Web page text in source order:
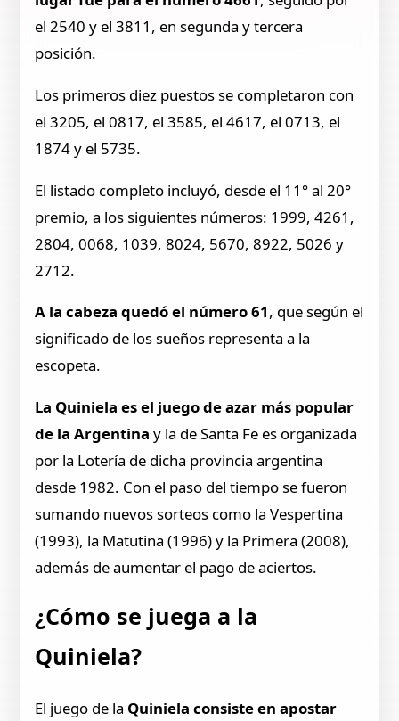
el 2540 y el 3811, en segunda y tercera
posición.
Los primeros diez puestos se completaron con
el 3205, el 0817, el 3585, el 4617, el 0713, el
1874 y el 5735.
El listado completo incluyó, desde el 11° al 20°
premio, a los siguientes números: 1999, 4261,
2804, 0068, 1039, 8024, 5670, 8922, 5026 y
2712.
A la cabeza quedó el número 61, que según el
significado de los sueños representa a la
escopeta.
La Quiniela es el juego de azar más popular
de la Argentina y la de Santa Fe es organizada
por la Lotería de dicha provincia argentina
desde 1982. Con el paso del tiempo se fueron
sumando nuevos sorteos como la Vespertina
(1993), la Matutina (1996) y la Primera (2008),
además de aumentar el pago de aciertos.
¿Cómo se juega a la
Quiniela?
El juego de la Quiniela consiste en apostar